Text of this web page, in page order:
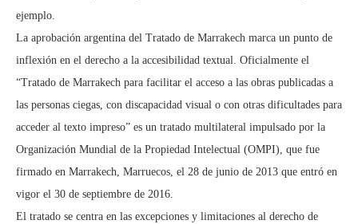
ejemplo.
La aprobación argentina del Tratado de Marrakech marca un punto de
inflexión en el derecho a la accesibilidad textual. Oficialmente el
“Tratado de Marrakech para facilitar el acceso a las obras publicadas a
las personas ciegas, con discapacidad visual o con otras dificultades para
acceder al texto impreso” es un tratado multilateral impulsado por la
Organización Mundial de la Propiedad Intelectual (OMPI), que fue
firmado en Marrakech, Marruecos, el 28 de junio de 2013 que entró en
vigor el 30 de septiembre de 2016.
El tratado se centra en las excepciones y limitaciones al derecho de